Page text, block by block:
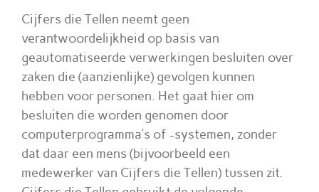
Cijfers die Tellen neemt geen
verantwoordelijkheid op basis van
geautomatiseerde verwerkingen besluiten over
zaken die (aanzienlijke) gevolgen kunnen
hebben voor personen. Het gaat hier om
besluiten die worden genomen door
computerprogramma’s of -systemen, zonder
dat daar een mens (bijvoorbeeld een
medewerker van Cijfers die Tellen) tussen zit.